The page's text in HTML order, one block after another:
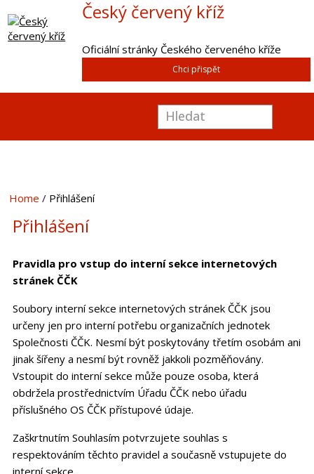
Český červený kříž
Oficiální stránky Českého červeného kříže
Chci přispět
Home Přihlášení
Přihlášení
Pravidla pro vstup do interní sekce internetových
stránek ČČK
Soubory interní sekce internetových stránek ČČK jsou
určeny jen pro interní potřebu organizačních jednotek
Společnosti ČČK. Nesmí být poskytovány třetím osobám ani
jinak šířeny a nesmí být rovněž jakkoli pozměňovány.
Vstoupit do interní sekce může pouze osoba, která
obdržela prostřednictvím Úřadu ČČK nebo úřadu
příslušného OS ČČK přístupové údaje.
Zaškrtnutím Souhlasím potvrzujete souhlas s
respektováním těchto pravidel a současně vstupujete do
interní sekce.